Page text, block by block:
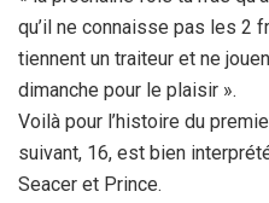
qu’il ne connaisse pas les 2
tiennent un traiteur et ne
dimanche pour le plaisir ».
Voilà pour l’histoire du
suivant, 16, est bien
Seacer et Prince.